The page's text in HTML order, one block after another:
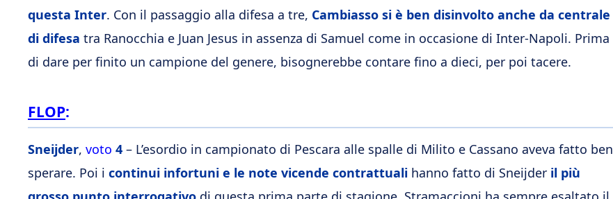
questa Inter. Con il passaggio alla difesa a tre, Cambiasso si è ben disinvolto anche da centrale
di difesa tra Ranocchia e Juan Jesus in assenza di Samuel come in occasione di Inter-Napoli. Prima
di dare per finito un campione del genere, bisognerebbe contare fino a dieci, per poi tacere.
FLOP:
Sneijder, voto 4 – L’esordio in campionato di Pescara alle spalle di Milito e Cassano aveva fatto ben
sperare. Poi i continui infortuni e le note vicende contrattuali hanno fatto di Sneijder il più